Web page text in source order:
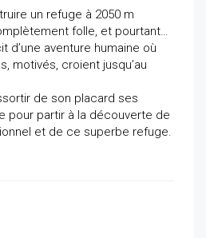
un refuge à 2050 m
folle, et pourtant…
d’une aventure humaine où
motivés, croient jusqu’au
de son placard ses
pour partir à la découverte de
et de ce superbe refuge.